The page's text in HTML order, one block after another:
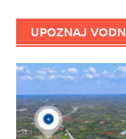
UPOZNAJ